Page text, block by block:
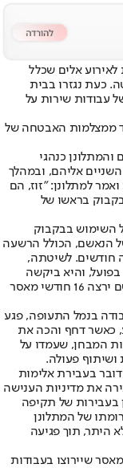
לאירוע אלים שכלל
כעת נגזרו בבית
עבודות שירות על
ממצלמות האבטחה של
והמתלונן כנהגי
נוסעים משער 2, ניגשו השניים אליהם, ובמהלך
למתלונן: "זוז, הם
בראשו של
השימוש בבקבוק
הנאשם, הכולל הרשעה
חודשים. לשיטתה,
ל־24 חודשי מאסר בפועל, והיא ביקשה
להפעיל את המאסר המותנה במצטבר, כך שהנאשם ירצה 16 חודשי מאסר
בנמל התעופה, פגע
כאשר דחף והכה את
המבחן, שעמדו על
פעולה.
בעבירת אלימות
את מדיניות הענישה
של תקיפה
של המתלונן
היתר, תוך פגיעה
שיירוצו בעבודות